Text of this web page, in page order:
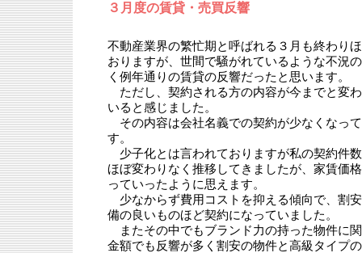
３月度の賃貸・売買反響
不動産業界の繁忙期と呼ばれる３月も終わり
おりますが、世間で騒がれているような不況
く例年通りの賃貸の反響だったと思います。
ただし、契約される方の内容が今までと変
いると感じました。
その内容は会社名義での契約が少なくなっ
す。
少子化とは言われておりますが私の契約件
ほぼ変わりなく推移してきましたが、家賃価
っていったように思えます。
少なからず費用コストを抑える傾向で、割
備の良いものほど契約になっていました。
またその中でもブランド力の持った物件に
金額でも反響が多く割安の物件と高級タイプ